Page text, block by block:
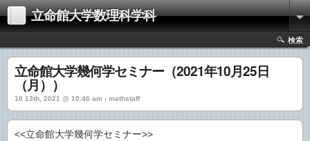
立命館大学数理科学科
検索
立命館大学幾何学セミナー（2021年10月25日
（月））
10 13th, 2021 @ 10:46 am › mathstaff
<<立命館大学幾何学セミナー>>